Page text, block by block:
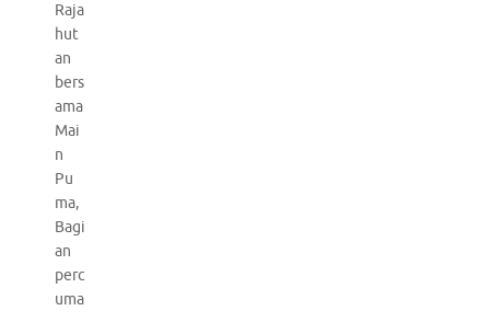
Raja
hut
an
bers
ama
Mai
n
Pu
ma,
Bagi
an
perc
uma